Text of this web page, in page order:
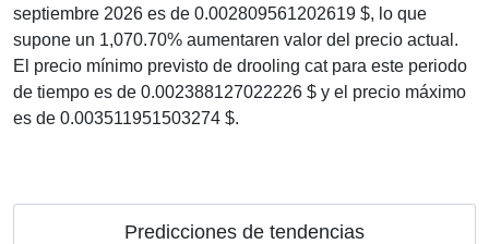
septiembre 2026 es de 0.002809561202619 $, lo que
supone un 1,070.70% aumentaren valor del precio actual.
El precio mínimo previsto de drooling cat para este periodo
de tiempo es de 0.002388127022226 $ y el precio máximo
es de 0.003511951503274 $.
Predicciones de tendencias